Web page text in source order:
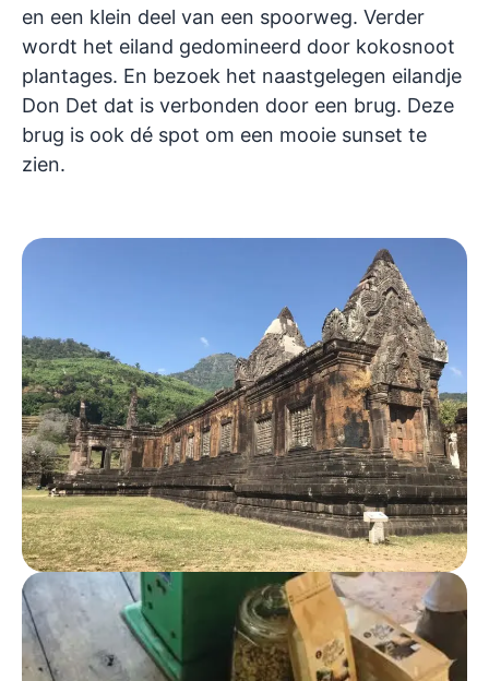
en een klein deel van een spoorweg. Verder
wordt het eiland gedomineerd door kokosnoot
plantages. En bezoek het naastgelegen eilandje
Don Det dat is verbonden door een brug. Deze
brug is ook dé spot om een mooie sunset te
zien.